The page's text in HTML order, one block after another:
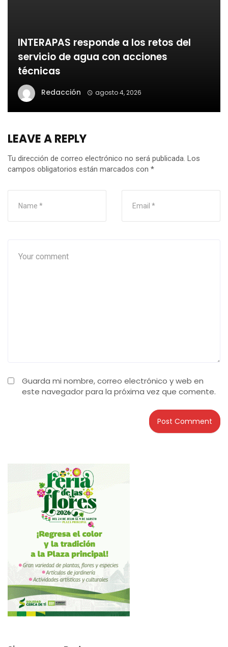
INTERAPAS responde a los retos del
servicio de agua con acciones
técnicas
Redacción agosto 4, 2026
LEAVE A REPLY
Tu dirección de correo electrónico no será publicada. Los
campos obligatorios están marcados con *
Guarda mi nombre, correo electrónico y web en
este navegador para la próxima vez que comente.